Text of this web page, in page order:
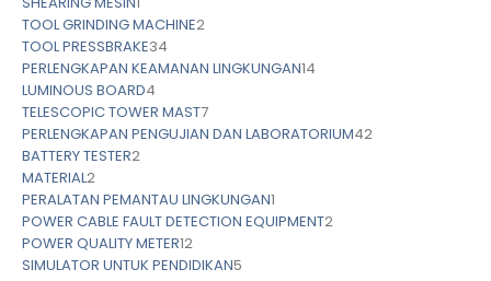
TOOL GRINDING MACHINE2
TOOL PRESSBRAKE34
PERLENGKAPAN KEAMANAN LINGKUNGAN14
LUMINOUS BOARD4
TELESCOPIC TOWER MAST7
PERLENGKAPAN PENGUJIAN DAN LABORATORIUM42
BATTERY TESTER2
MATERIAL2
PERALATAN PEMANTAU LINGKUNGAN1
POWER CABLE FAULT DETECTION EQUIPMENT2
POWER QUALITY METER12
SIMULATOR UNTUK PENDIDIKAN5